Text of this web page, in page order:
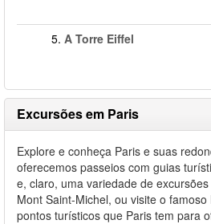
5. A Torre Eiffel
Excursões em Paris
Explore e conheça Paris e suas
oferecemos passeios com guias
e, claro, uma variedade de
Mont Saint-Michel, ou visite o
pontos turísticos que Paris tem para